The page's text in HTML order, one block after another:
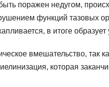
поражен недугом,
функций тазовых
в итоге образует
вмешательство, так
которая